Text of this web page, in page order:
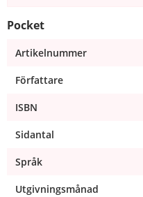
Pocket
Artikelnummer
Författare
ISBN
Sidantal
Språk
Utgivningsmånad